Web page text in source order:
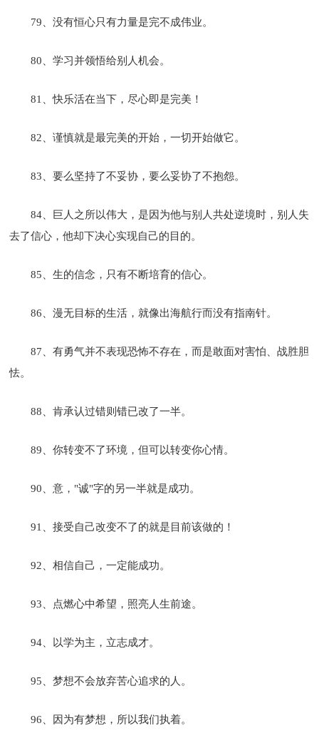
79、没有恒心只有力量是完不成伟业。
80、学习并领悟给别人机会。
81、快乐活在当下，尽心即是完美！
82、谨慎就是最完美的开始，一切开始做它。
83、要么坚持了不妥协，要么妥协了不抱怨。
84、巨人之所以伟大，是因为他与别人共处逆境时，别人失
去了信心，他却下决心实现自己的目的。
85、生的信念，只有不断培育的信心。
86、漫无目标的生活，就像出海航行而没有指南针。
87、有勇气并不表现恐怖不存在，而是敢面对害怕、战胜胆
怯。
88、肯承认过错则错已改了一半。
89、你转变不了环境，但可以转变你心情。
90、意，"诚"字的另一半就是成功。
91、接受自己改变不了的就是目前该做的！
92、相信自己，一定能成功。
93、点燃心中希望，照亮人生前途。
94、以学为主，立志成才。
95、梦想不会放弃苦心追求的人。
96、因为有梦想，所以我们执着。